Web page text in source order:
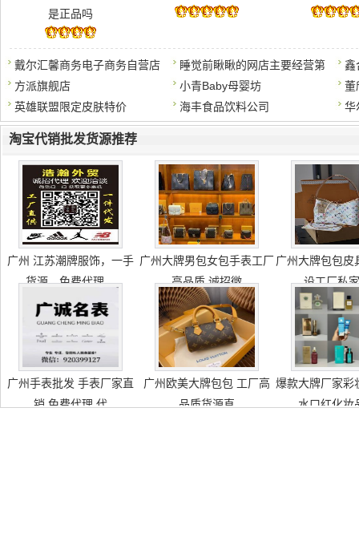
是正品吗
戴尔汇馨商务电子商务自营店 睡觉前瞅瞅的网店主要经营第
鑫
方派旗舰店
小青Baby母婴坊
董
英雄联盟限定皮肤特价
海丰食品饮料公司 华
淘宝代销批发货源推荐
广州 江苏潮牌服饰，一手
货源，免费代理，
广州大牌男包女包手表工厂
高品质 诚招微
广州大牌包包皮
设工厂私
广州手表批发 手表厂家直
销 免费代理 代
广州欧美大牌包包 工厂高
品质货源直
爆款大牌厂家彩
水口红化妆